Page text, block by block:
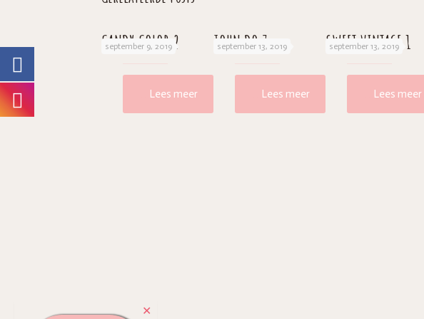
september 9, 2019
CANDY COLOR 2
Lees meer
september 13, 2019
JOHN DO 7
Lees meer
september 13, 2019
SWEET VINTAGE 1
Lees meer
✕